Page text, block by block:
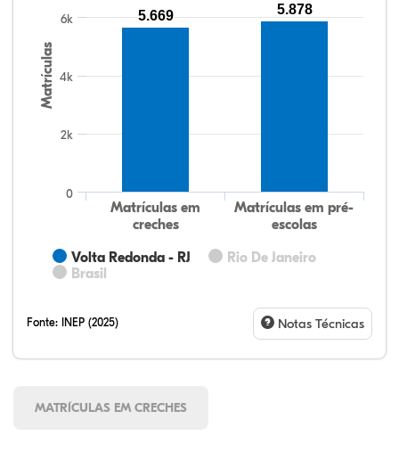
Matrículas
Volta Redonda - RJ
Rio De Janeiro
Brasil
Matrículas em
creches
Matrículas em pré-
escolas
0
2k
4k
6k 5.669 5.878
Fonte: INEP (2025) Notas Técnicas
MATRÍCULAS EM CRECHES